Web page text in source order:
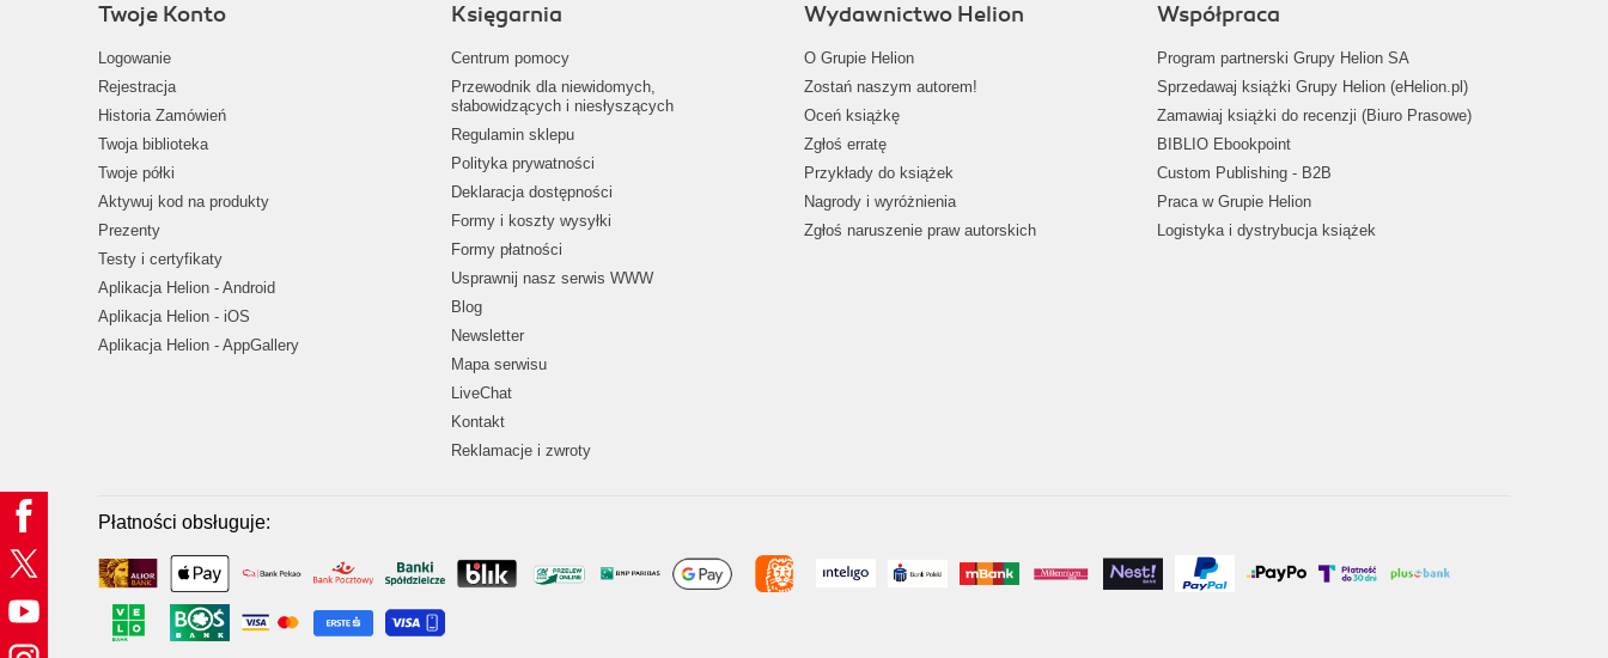
Twoje Konto
Logowanie
Rejestracja
Historia Zamówień
Twoja biblioteka
Twoje półki
Aktywuj kod na produkty
Prezenty
Testy i certyfikaty
Aplikacja Helion - Android
Aplikacja Helion - iOS
Aplikacja Helion - AppGallery
Księgarnia
Centrum pomocy
Przewodnik dla niewidomych,
słabowidzących i niesłyszących
Regulamin sklepu
Polityka prywatności
Deklaracja dostępności
Formy i koszty wysyłki
Formy płatności
Usprawnij nasz serwis WWW
Blog
Newsletter
Mapa serwisu
LiveChat
Kontakt
Reklamacje i zwroty
Wydawnictwo Helion
O Grupie Helion
Zostań naszym autorem!
Oceń książkę
Zgłoś erratę
Przykłady do książek
Nagrody i wyróżnienia
Zgłoś naruszenie praw autorskich
Współpraca
Program partnerski Grupy Helion SA
Sprzedawaj książki Grupy Helion (eHelion.pl)
Zamawiaj książki do recenzji (Biuro Prasowe)
BIBLIO Ebookpoint
Custom Publishing - B2B
Praca w Grupie Helion
Logistyka i dystrybucja książek
Płatności obsługuje: